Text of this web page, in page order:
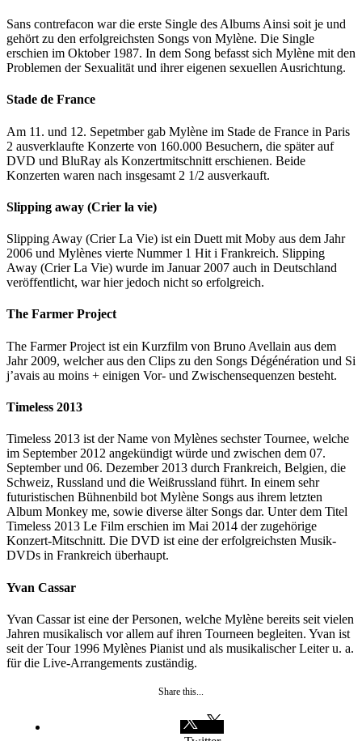
Sans contrefacon war die erste Single des Albums Ainsi soit je und
gehört zu den erfolgreichsten Songs von Mylène. Die Single
erschien im Oktober 1987. In dem Song befasst sich Mylène mit den
Problemen der Sexualität und ihrer eigenen sexuellen Ausrichtung.
Stade de France
Am 11. und 12. Sepetmber gab Mylène im Stade de France in Paris
2 ausverklaufte Konzerte von 160.000 Besuchern, die später auf
DVD und BluRay als Konzertmitschnitt erschienen. Beide
Konzerten waren nach insgesamt 2 1/2 ausverkauft.
Slipping away (Crier la vie)
Slipping Away (Crier La Vie) ist ein Duett mit Moby aus dem Jahr
2006 und Mylènes vierte Nummer 1 Hit i Frankreich. Slipping
Away (Crier La Vie) wurde im Januar 2007 auch in Deutschland
veröffentlicht, war hier jedoch nicht so erfolgreich.
The Farmer Project
The Farmer Project ist ein Kurzfilm von Bruno Avellain aus dem
Jahr 2009, welcher aus den Clips zu den Songs Dégénération und Si
j’avais au moins + einigen Vor- und Zwischensequenzen besteht.
Timeless 2013
Timeless 2013 ist der Name von Mylènes sechster Tournee, welche
im September 2012 angekündigt würde und zwischen dem 07.
September und 06. Dezember 2013 durch Frankreich, Belgien, die
Schweiz, Russland und die Weißrussland führt. In einem sehr
futuristischen Bühnenbild bot Mylène Songs aus ihrem letzten
Album Monkey me, sowie diverse älter Songs dar. Unter dem Titel
Timeless 2013 Le Film erschien im Mai 2014 der zugehörige
Konzert-Mitschnitt. Die DVD ist eine der erfolgreichsten Musik-
DVDs in Frankreich überhaupt.
Yvan Cassar
Yvan Cassar ist eine der Personen, welche Mylène bereits seit vielen
Jahren musikalisch vor allem auf ihren Tourneen begleiten. Yvan ist
seit der Tour 1996 Mylènes Pianist und als musikalischer Leiter u. a.
für die Live-Arrangements zuständig.
Share this...